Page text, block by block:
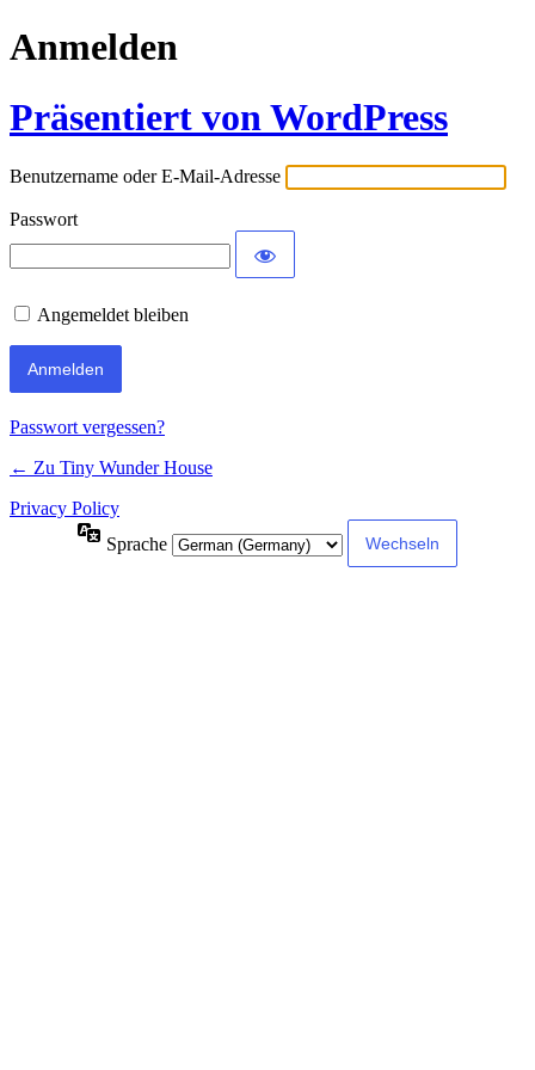
Anmelden
Präsentiert von WordPress
Benutzername oder E-Mail-Adresse
Passwort
Angemeldet bleiben
Passwort vergessen?
← Zu Tiny Wunder House
Privacy Policy
Sprache